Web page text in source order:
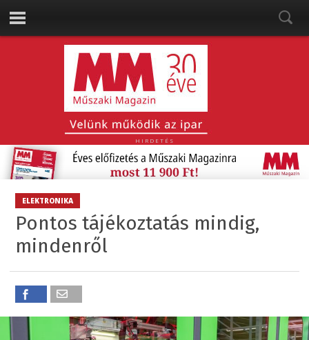
HIRDETÉS
ELEKTRONIKA
Pontos tájékoztatás mindig,
mindenről